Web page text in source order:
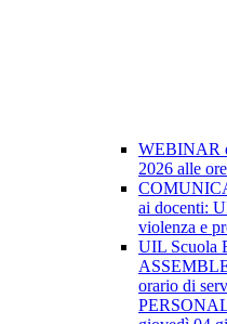
WEBINAR
2026 alle
ai docenti:
violenza e
UIL Scuola
orario di